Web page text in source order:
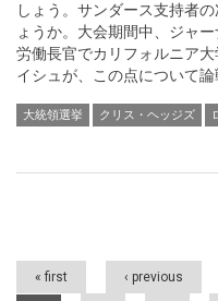
しょう。サンダース支持者
ょうか。大会期間中、ジャ
労働長官でカリフォルニア
イシュが、この点について論
大統領選挙 クリス・ヘッジズ
Pages
« first ‹ previous